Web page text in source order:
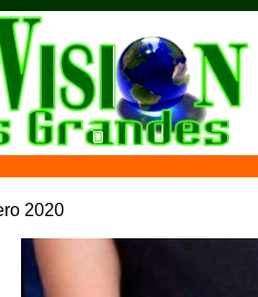
2020